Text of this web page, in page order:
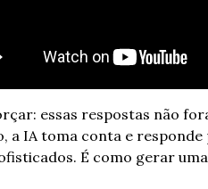
essas respostas não
a IA toma conta e
É como gerar